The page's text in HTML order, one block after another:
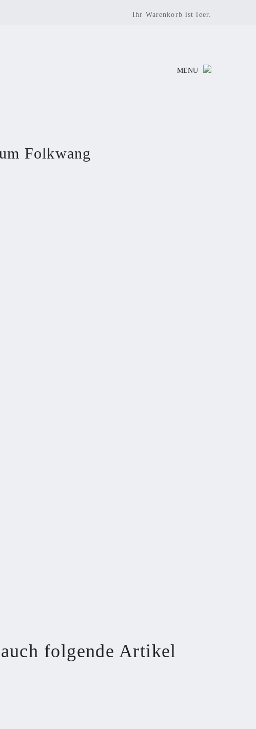
Ihr Warenkorb ist leer.
MENU
Folkwang
folgende Artikel